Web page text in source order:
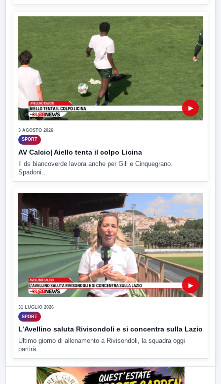
▶
3 AGOSTO 2026
SPORT
AV Calcio| Aiello tenta il colpo Licina
Il ds biancoverde lavora anche per Gill e Cinquegrano.
Spadoni...
▶
31 LUGLIO 2026
SPORT
L’Avellino saluta Rivisondoli e si concentra sulla Lazio
Ultimo giorno di allenamento a Rivisondoli, la squadra oggi
partirà...